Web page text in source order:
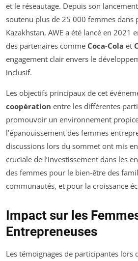
et le réseautage. Depuis son
soutenu plus de 25 000 femmes dans
Kazakhstan, AWE a été lancé en 2021
des partenaires comme Coca-Cola et
engagement clair envers le
inclusif.
Les objectifs principaux de cet
coopération entre les différentes
promouvoir un environnement
l’épanouissement des femmes
discussions lors du sommet ont mis
cruciale de l’investissement dans les
des femmes pour le bien-être des
communautés, et pour la croissance
Impact sur les
Entrepreneuses
Les témoignages de participantes lors